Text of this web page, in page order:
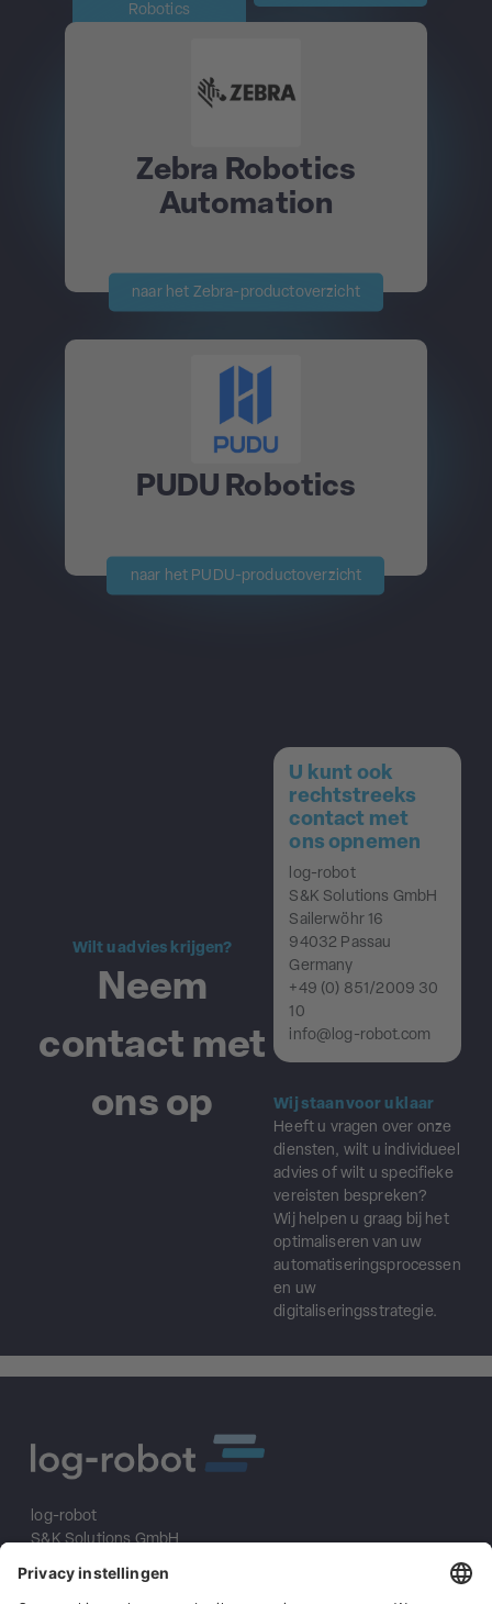
Robotics
Zebra Robotics
Automation
naar het Zebra-productoverzicht
PUDU Robotics
naar het PUDU-productoverzicht
Wilt u advies krijgen?
Neem
contact met
ons op
U kunt ook
rechtstreeks
contact met
ons opnemen
log-robot
S&K Solutions GmbH
Sailerwöhr 16
94032 Passau
Germany
+49 (0) 851/2009 30
10
info@log-robot.com
Wij staan voor u klaar
Heeft u vragen over onze
diensten, wilt u individueel
advies of wilt u specifieke
vereisten bespreken?
Wij helpen u graag bij het
optimaliseren van uw
automatiseringsprocessen
en uw
digitaliseringsstrategie.
log-robot
S&K Solutions GmbH
94032 Passau